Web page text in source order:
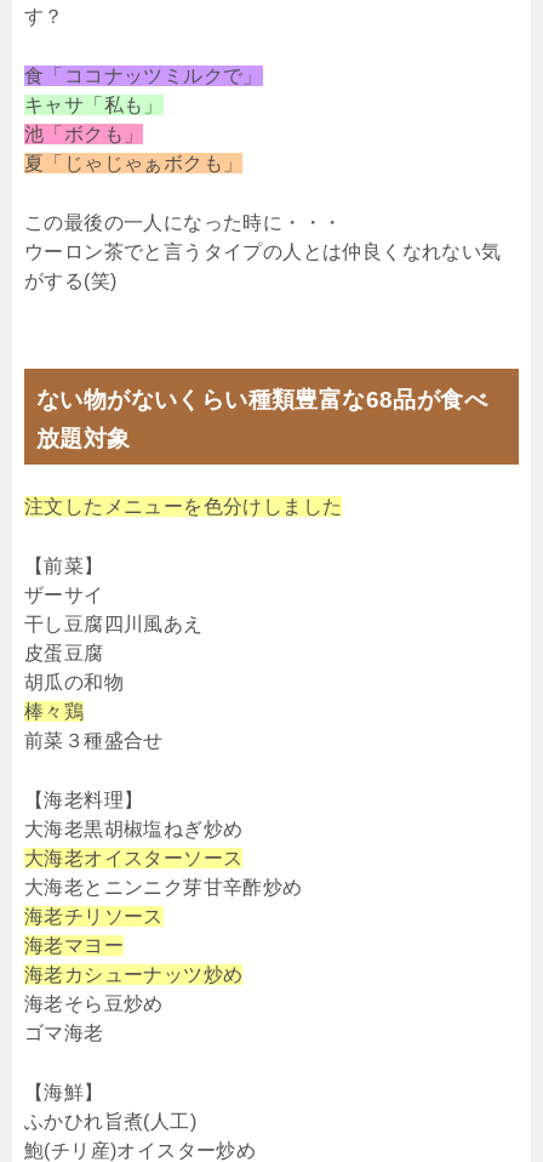
す？
食「ココナッツミルクで」
キャサ「私も」
池「ボクも」
夏「じゃじゃぁボクも」
この最後の一人になった時に・・・
ウーロン茶でと言うタイプの人とは仲良くなれない気
がする(笑)
ない物がないくらい種類豊富な68品が食べ
放題対象
注文したメニューを色分けしました
【前菜】
ザーサイ
干し豆腐四川風あえ
皮蛋豆腐
胡瓜の和物
棒々鶏
前菜３種盛合せ
【海老料理】
大海老黒胡椒塩ねぎ炒め
大海老オイスターソース
大海老とニンニク芽甘辛酢炒め
海老チリソース
海老マヨー
海老カシューナッツ炒め
海老そら豆炒め
ゴマ海老
【海鮮】
ふかひれ旨煮(人工)
鮑(チリ産)オイスター炒め